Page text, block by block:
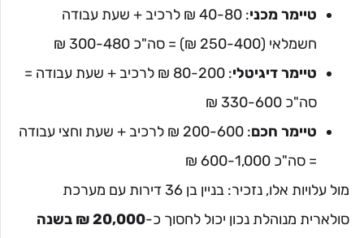
טיימר מכני
: 40-80 ₪ לרכיב + שעת עבודה
חשמלאי (250-400 ₪) = סה"כ 300-480 ₪
טיימר דיגיטלי
: 80-200 ₪ לרכיב + שעת עבודה =
סה"כ 330-600 ₪
טיימר חכם
: 200-600 ₪ לרכיב + שעת וחצי עבודה
= סה"כ 600-1,000 ₪
מול עלויות אלו, נזכיר: בניין בן 36 דירות עם מערכת
סולארית מנוהלת נכון יכול לחסוך כ-
20,000 ₪ בשנה